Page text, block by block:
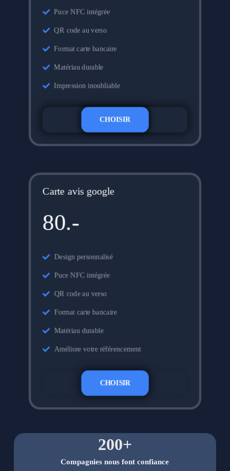
Puce NFC intégrée
QR code au verso
Format carte bancaire
Matériau durable
Impression inoubliable
CHOISIR
Carte avis google
80.-
Design personnalisé
Puce NFC intégrée
QR code au verso
Format carte bancaire
Matériau durable
Améliore votre référencement
CHOISIR
Compagnies nous font confiance
200+